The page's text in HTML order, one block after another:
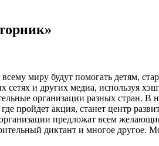
миру будут помогать детям,
сетях и других медиа, используя
организации разных стран. В
пройдет акция, станет центр
предложат всем
диктант и многое другое.